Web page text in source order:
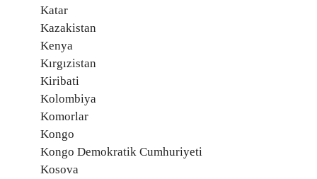
Katar
Kazakistan
Kenya
Kırgızistan
Kiribati
Kolombiya
Komorlar
Kongo
Kongo Demokratik Cumhuriyeti
Kosova